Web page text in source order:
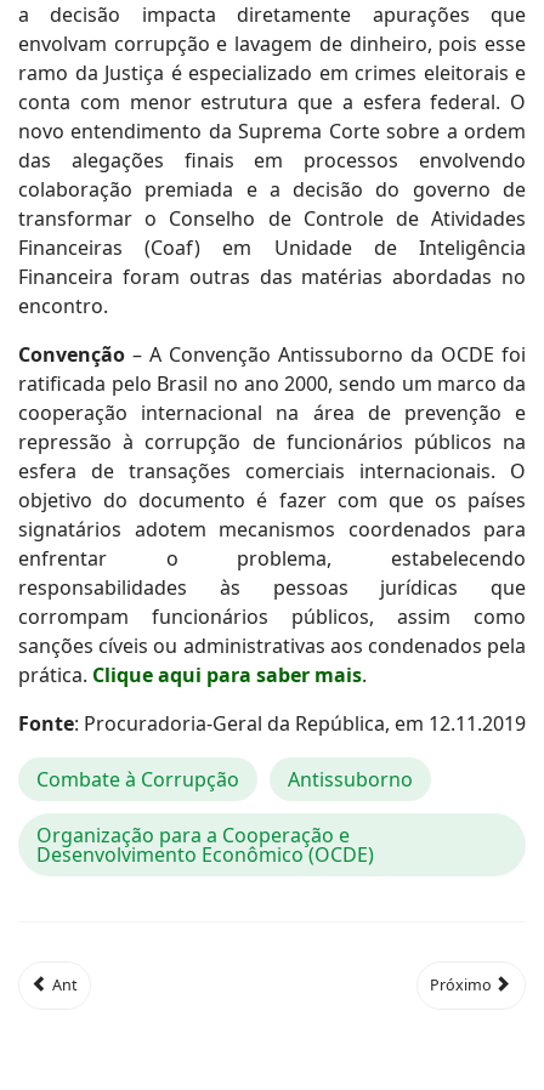
a decisão impacta diretamente apurações que
envolvam corrupção e lavagem de dinheiro, pois esse
ramo da Justiça é especializado em crimes eleitorais e
conta com menor estrutura que a esfera federal. O
novo entendimento da Suprema Corte sobre a ordem
das alegações finais em processos envolvendo
colaboração premiada e a decisão do governo de
transformar o Conselho de Controle de Atividades
Financeiras (Coaf) em Unidade de Inteligência
Financeira foram outras das matérias abordadas no
encontro.
Convenção – A Convenção Antissuborno da OCDE foi
ratificada pelo Brasil no ano 2000, sendo um marco da
cooperação internacional na área de prevenção e
repressão à corrupção de funcionários públicos na
esfera de transações comerciais internacionais. O
objetivo do documento é fazer com que os países
signatários adotem mecanismos coordenados para
enfrentar o problema, estabelecendo
responsabilidades às pessoas jurídicas que
corrompam funcionários públicos, assim como
sanções cíveis ou administrativas aos condenados pela
prática. Clique aqui para saber mais.
Fonte: Procuradoria-Geral da República, em 12.11.2019
Combate à Corrupção Antissuborno
Organização para a Cooperação e
Desenvolvimento Econômico (OCDE)
Ant Próximo